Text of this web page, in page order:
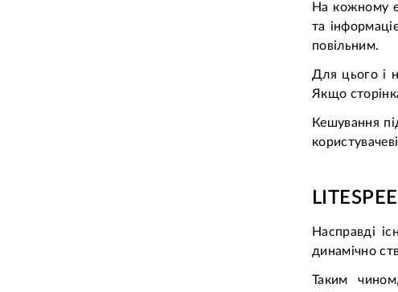
На кожному
та
повільним.
Для цього і
Якщо
Кешування
Насправді
динамічно
Таким